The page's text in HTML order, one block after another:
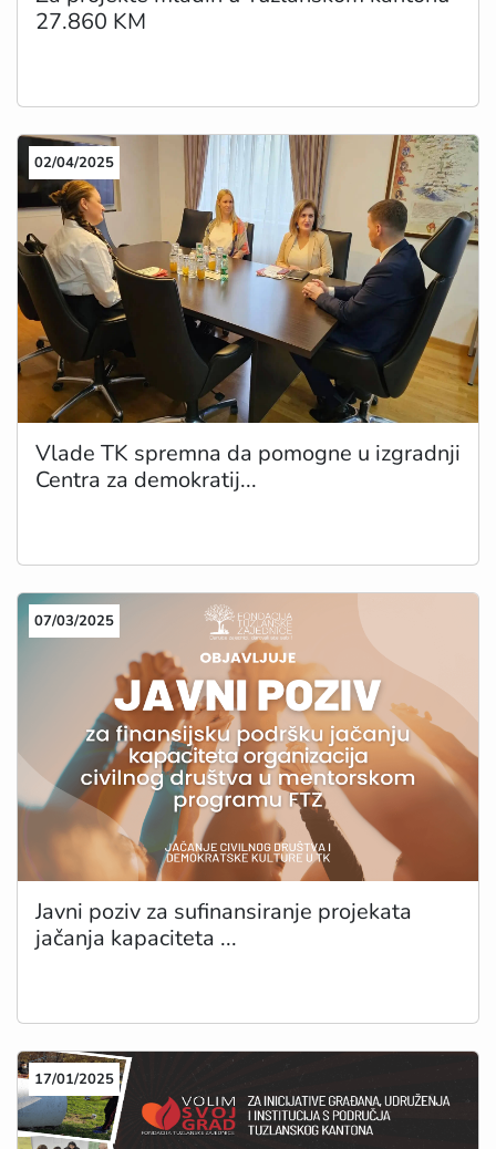
27.860 KM
02/04/2025
Vlade TK spremna da pomogne u izgradnji
Centra za demokratij...
07/03/2025
Javni poziv za sufinansiranje projekata
jačanja kapaciteta ...
17/01/2025